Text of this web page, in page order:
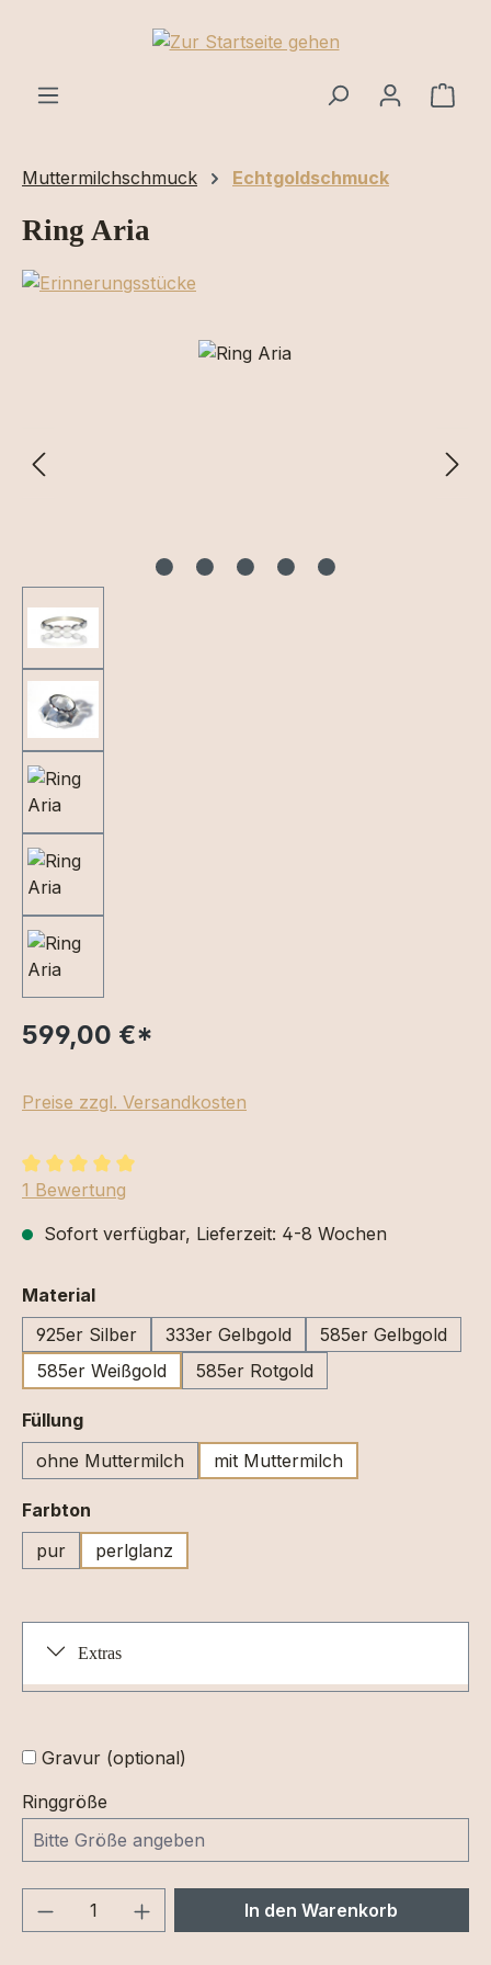
Zum Hauptinhalt springen
Muttermilchschmuck Echtgoldschmuck
Ring Aria
Bildergalerie überspringen
599,00 €*
Preise zzgl. Versandkosten
Durchschnittliche Bewertung von 5 von 5 Sternen
1 Bewertung
Sofort verfügbar, Lieferzeit: 4-8 Wochen
Materialauswählen
925er Silber
333er Gelbgold
585er Gelbgold
585er Weißgold
585er Rotgold
Füllungauswählen
ohne Muttermilch
mit Muttermilch
Farbton
pur
perlglanz
Extras
Gravur (optional)
Ringgröße
Produkt Anzahl: Gib denIn den Warenkorb